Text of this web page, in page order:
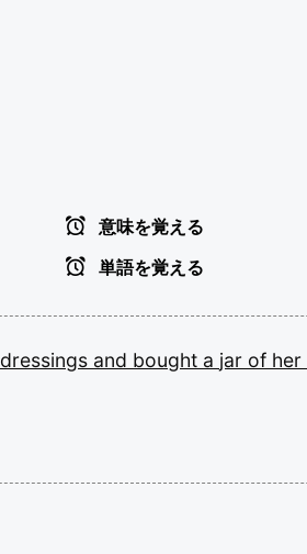
意味を覚える
単語を覚える
dressings and bought a jar of her